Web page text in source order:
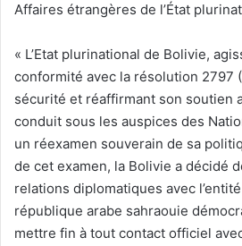
Affaires étrangères de l’État
« L’Etat plurinational de Bolivie,
conformité avec la résolution 2797
sécurité et réaffirmant son soutien
conduit sous les auspices des
un réexamen souverain de sa
de cet examen, la Bolivie a décidé
relations diplomatiques avec
république arabe sahraouie
mettre fin à tout contact officiel